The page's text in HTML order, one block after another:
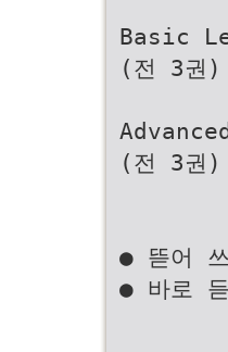
Basic
(전 3권)
(전 3권)
● 뜯어
● 바로